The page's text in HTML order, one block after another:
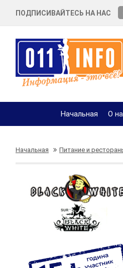
ПОДПИСИВАЙТЕСЬ НА НАС
Начальная О
Начальная Питание и